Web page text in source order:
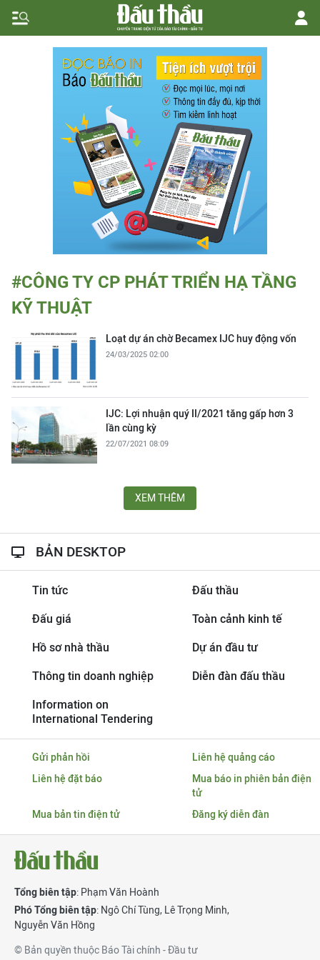
#CÔNG TY CP PHÁT TRIỂN HẠ TẦNG
KỸ THUẬT
Loạt dự án chờ Becamex IJC huy động vốn
24/03/2025 02:00
IJC: Lợi nhuận quý II/2021 tăng gấp hơn 3
lần cùng kỳ
22/07/2021 08:09
XEM THÊM
BẢN DESKTOP
Tin tức Đấu thầu
Đấu giá Toàn cảnh kinh tế
Hồ sơ nhà thầu Dự án đầu tư
Thông tin doanh nghiệp Diễn đàn đấu thầu
Information on
International Tendering
Gửi phản hồi
Liên hệ quảng cáo
Liên hệ đặt báo
Mua báo in phiên bản điện
tử
Mua bản tin điện tử
Đăng ký diễn đàn
Tổng biên tập: Phạm Văn Hoành
Phó Tổng biên tập: Ngô Chí Tùng, Lê Trọng Minh,
Nguyễn Văn Hồng
© Bản quyền thuộc Báo Tài chính - Đầu tư